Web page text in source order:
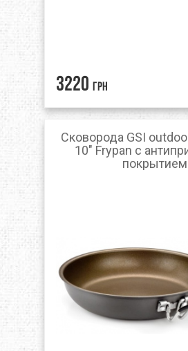
3220 грн
Сковорода GSI
10" Frypan с
покрытием